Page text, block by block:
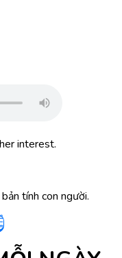
interest.
tính con người.